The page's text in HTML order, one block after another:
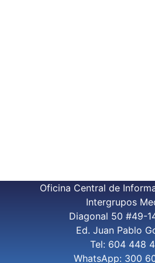
Oficina Central de
Intergrupos
Diagonal 50 #49-
Ed. Juan Pablo
Tel: 604 448
WhatsApp: 300